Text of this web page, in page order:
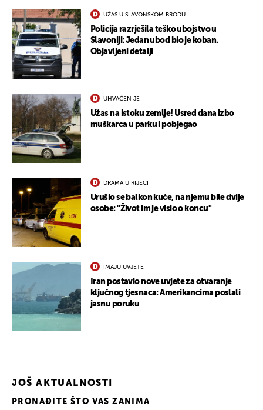
UŽAS U SLAVONSKOM BRODU
Policija razrješila teško ubojstvo u
Slavoniji: Jedan ubod bio je koban.
Objavljeni detalji
UHVAĆEN JE
Užas na istoku zemlje! Usred dana izbo
muškarca u parku i pobjegao
DRAMA U RIJECI
Urušio se balkon kuće, na njemu bile dvije
osobe: "Život im je visio o koncu"
IMAJU UVJETE
Iran postavio nove uvjete za otvaranje
ključnog tjesnaca: Amerikancima poslali
jasnu poruku
JOŠ AKTUALNOSTI
PRONAĐITE ŠTO VAS ZANIMA
UKLJUČITE NOTIFIKACIJE